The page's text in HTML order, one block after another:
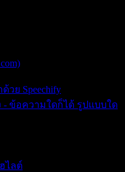
วย Speechify
- ข้อความใดก็ได้ รูปแบบใด
ไลต์